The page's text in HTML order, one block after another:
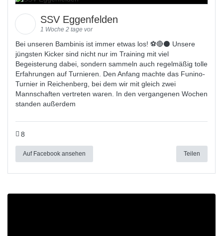
SSV Eggenfelden
1 Woche 2 tage vor
Bei unseren Bambinis ist immer etwas los! ⚽️🔴⚫ Unsere
jüngsten Kicker sind nicht nur im Training mit viel
Begeisterung dabei, sondern sammeln auch regelmäßig tolle
Erfahrungen auf Turnieren. Den Anfang machte das Funino-
Turnier in Reichenberg, bei dem wir mit gleich zwei
Mannschaften vertreten waren. In den vergangenen Wochen
standen außerdem
8
Auf Facebook ansehen Teilen